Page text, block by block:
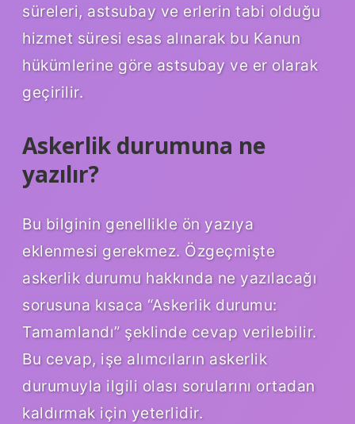
süreleri, astsubay ve erlerin tabi olduğu
hizmet süresi esas alınarak bu Kanun
hükümlerine göre astsubay ve er olarak
geçirilir.
Askerlik durumuna ne
yazılır?
Bu bilginin genellikle ön yazıya
eklenmesi gerekmez. Özgeçmişte
askerlik durumu hakkında ne yazılacağı
sorusuna kısaca “Askerlik durumu:
Tamamlandı” şeklinde cevap verilebilir.
Bu cevap, işe alımcıların askerlik
durumuyla ilgili olası sorularını ortadan
kaldırmak için yeterlidir.